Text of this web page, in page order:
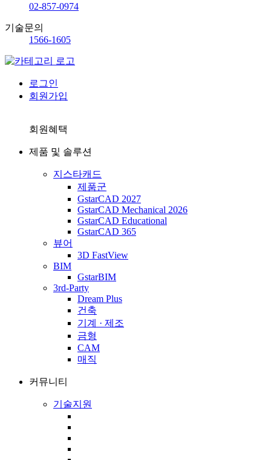
02-857-0974
기술문의
1566-1605
로그인
회원가입
회원혜택
제품 및 솔루션
지스타캐드
제품군
GstarCAD 2027
GstarCAD Mechanical 2026
GstarCAD Educational
GstarCAD 365
뷰어
3D FastView
BIM
GstarBIM
3rd-Party
Dream Plus
건축
기계 · 제조
금형
CAM
매직
커뮤니티
기술지원